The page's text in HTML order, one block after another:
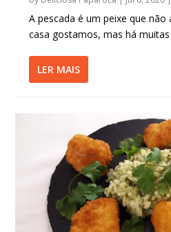
A pescada é um peixe que não
casa gostamos, mas há
LER MAIS